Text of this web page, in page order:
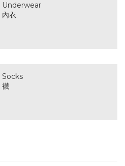
Underwear
內衣
Socks
襪